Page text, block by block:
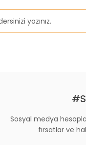
Sosyal medya
fırsatlar ve